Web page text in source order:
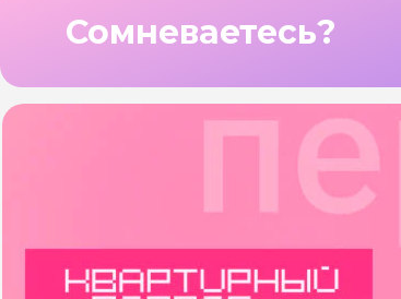
Сомневаетесь?